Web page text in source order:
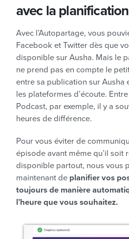
avec la planification
Avec l’Autopartage, vous
Facebook et Twitter dès que
disponible sur Ausha. Mais le
ne prend pas en compte le
entre sa publication sur Ausha
les plateformes d’écoute.
Podcast, par exemple, il y a
heures de différence.
Pour vous éviter de
épisode avant même qu’il soit
disponible partout, nous vous
maintenant de planifier vos
toujours de manière
l’heure que vous souhaitez.